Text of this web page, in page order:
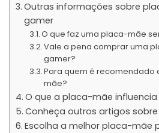
Outras informações sobre
gamer
O que faz uma placa-mãe
Vale a pena comprar uma
gamer?
Para quem é
mãe?
O que a placa-mãe influencia
Conheça outros artigos
Escolha a melhor placa-mãe